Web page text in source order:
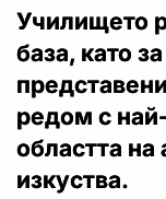
Училището
база, като
редом с
областта на
изкуства.